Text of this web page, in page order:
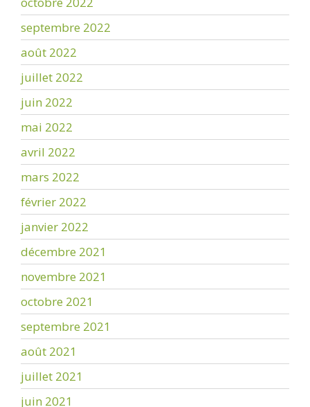
septembre 2022
août 2022
juillet 2022
juin 2022
mai 2022
avril 2022
mars 2022
février 2022
janvier 2022
décembre 2021
novembre 2021
octobre 2021
septembre 2021
août 2021
juillet 2021
juin 2021